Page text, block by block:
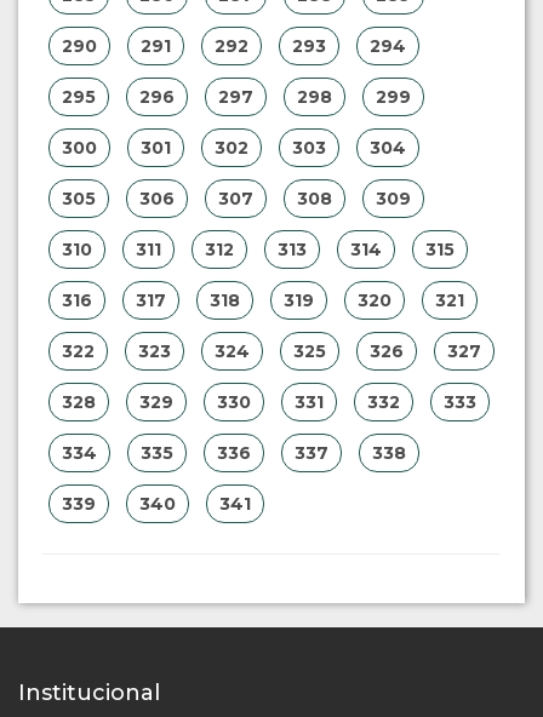
290 291 292 293 294
295 296 297 298 299
300 301 302 303 304
305 306 307 308 309
310 311 312 313 314 315
316 317 318 319 320 321
322 323 324 325 326 327
328 329 330 331 332 333
334 335 336 337 338
339 340 341
Institucional